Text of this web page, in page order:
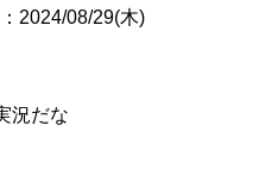
：2024/08/29(木)
況だな